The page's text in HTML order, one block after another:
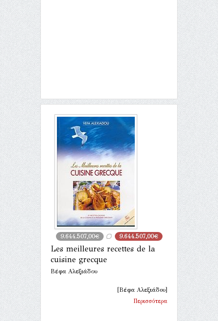
9.644.507,00€ 9.644.507,00€
Les meilleures recettes de la
cuisine grecque
Βέφα Αλεξιάδου
[Βέφα Αλεξιάδου]
Περισσότερα